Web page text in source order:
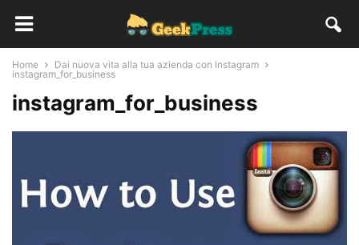
Home
Dai nuova vita alla tua azienda con Instagram
instagram_for_business
instagram_for_business